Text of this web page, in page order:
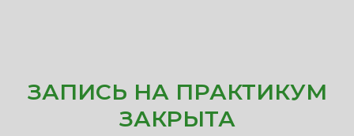
ЗАПИСЬ НА ПРАКТИКУМ
ЗАКРЫТА